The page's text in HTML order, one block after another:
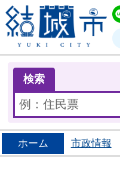
検索
ホーム 市政情報